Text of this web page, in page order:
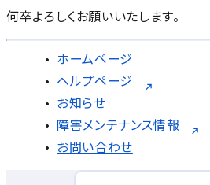
何卒よろしくお願いいたします。
ホームページ
ヘルプページ
お知らせ
障害メンテナンス情報
お問い合わせ